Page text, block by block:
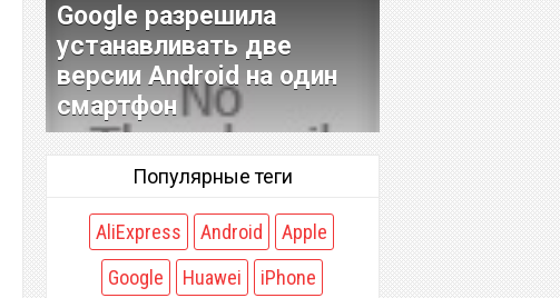
Google разрешила
устанавливать две
версии Android на один
смартфон
Популярные теги
AliExpress Android
Apple
Google
Huawei
iPhone